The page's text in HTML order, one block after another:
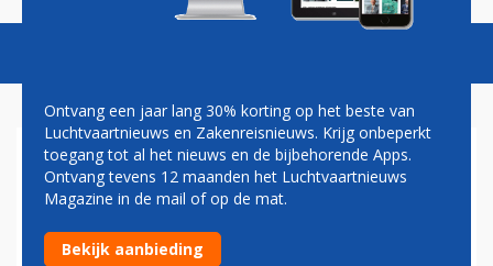
DEUTSCHE AIRCRAFT GIET
DUURZAAM SAUSJE OVER
DORNIER 328
Ontvang een jaar lang 30% korting op het beste van
Luchtvaartnieuws en Zakenreisnieuws. Krijg onbeperkt
toegang tot al het nieuws en de bijbehorende Apps.
Ontvang tevens 12 maanden het Luchtvaartnieuws
Magazine in de mail of op de mat.
Bekijk aanbieding